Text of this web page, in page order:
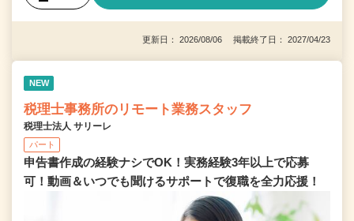
更新日： 2026/08/06 掲載終了日： 2027/04/23
NEW
税理士事務所のリモート業務スタッフ
税理士法人 サリーレ
パート
申告書作成の経験ナシでOK！実務経験3年以上で応募
可！動画＆いつでも聞けるサポートで復職を全⼒応援！